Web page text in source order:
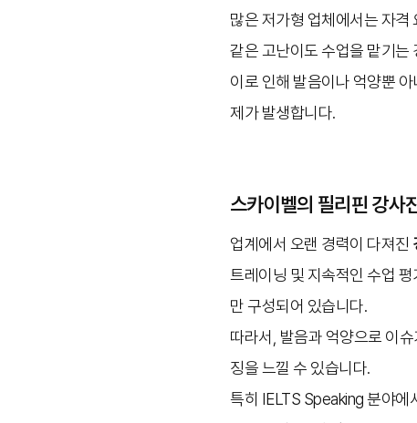
많은 저가형 업체에서는 자
같은 고난이도 수업을 맡기는
이로 인해 발음이나 억양뿐
제가 발생합니다.
스카이벨의 필리핀 강사
업계에서 오랜 경력이 다져진
트레이닝 및 지속적인 수업
만 구성되어 있습니다.
따라서, 발음과 억양으로 이
징을 느낄 수 있습니다.
특히 IELTS Speaking 분야에